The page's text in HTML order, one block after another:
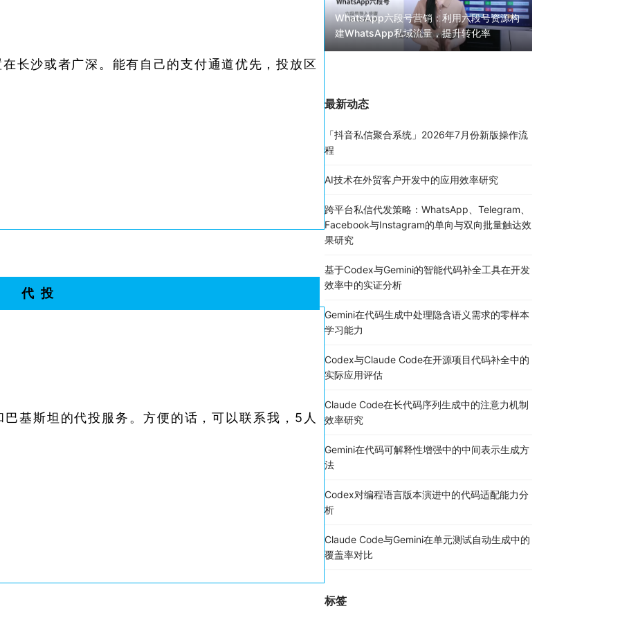
长沙或者广深。能有自己的支付通道优先，投放区
代 投
基斯坦的代投服务。方便的话，可以联系我，5人
WhatsApp六段号营销：利用六段号资源构
建WhatsApp私域流量，提升转化率
最新动态
「抖音私信聚合系统」2026年7月份新版操作流
程
AI技术在外贸客户开发中的应用效率研究
跨平台私信代发策略：WhatsApp、Telegram、
Facebook与Instagram的单向与双向批量触达效
果研究
基于Codex与Gemini的智能代码补全工具在开发
效率中的实证分析
Gemini在代码生成中处理隐含语义需求的零样本
学习能力
Codex与Claude Code在开源项目代码补全中的
实际应用评估
Claude Code在长代码序列生成中的注意力机制
效率研究
Gemini在代码可解释性增强中的中间表示生成方
法
Codex对编程语言版本演进中的代码适配能力分
析
Claude Code与Gemini在单元测试自动生成中的
覆盖率对比
标签